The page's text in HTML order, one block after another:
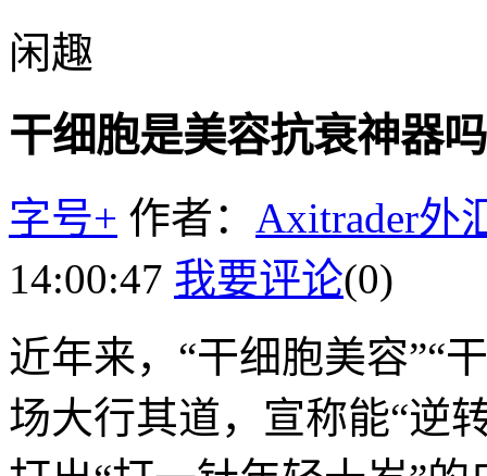
闲趣
干细胞是美容抗衰神器
字号+ 作者： Axitrader外
14:00:47 我要评论(0)
近年来，“干细胞美容”“
场大行其道，宣称能“逆